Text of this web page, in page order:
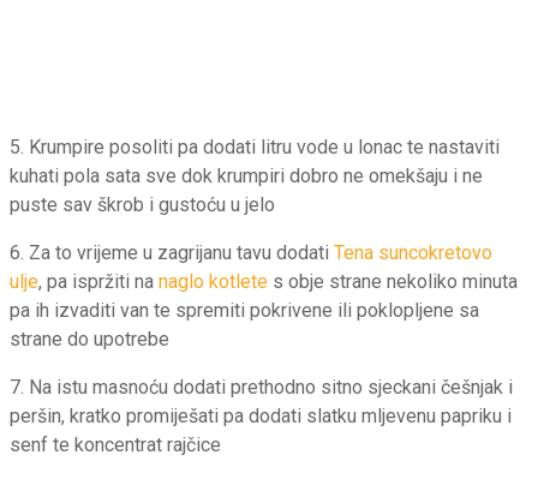
5. Krumpire posoliti pa dodati litru vode u lonac te nastaviti
kuhati pola sata sve dok krumpiri dobro ne omekšaju i ne
puste sav škrob i gustoću u jelo
6. Za to vrijeme u zagrijanu tavu dodati Tena suncokretovo
ulje, pa ispržiti na naglo kotlete s obje strane nekoliko minuta
pa ih izvaditi van te spremiti pokrivene ili poklopljene sa
strane do upotrebe
7. Na istu masnoću dodati prethodno sitno sjeckani češnjak i
peršin, kratko promiješati pa dodati slatku mljevenu papriku i
senf te koncentrat rajčice